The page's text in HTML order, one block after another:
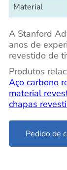
Material
A Stanford
anos de
revestido de
Produtos
Aço carbono
material
chapas
Pedido de